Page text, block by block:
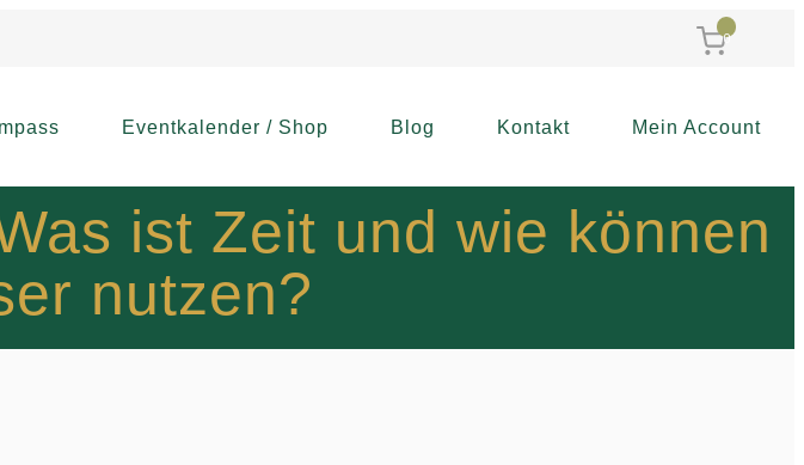
0
Eventkalender / Shop Blog Kontakt Mein Account
ist Zeit und wie können
nutzen?